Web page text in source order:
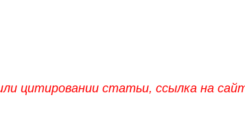
цитировании статьи, ссылка на